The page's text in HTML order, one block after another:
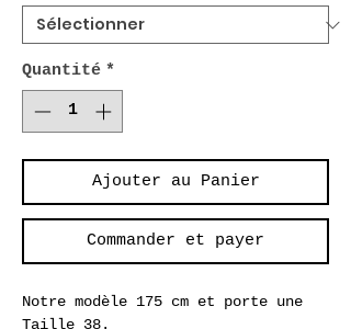
Quantité *
Ajouter au Panier
Commander et payer
Notre modèle 175 cm et porte une
Taille 38.